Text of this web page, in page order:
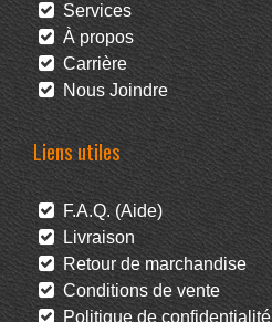
Services
À propos
Carrière
Nous Joindre
Liens utiles
F.A.Q. (Aide)
Livraison
Retour de marchandise
Conditions de vente
Politique de confidentialité